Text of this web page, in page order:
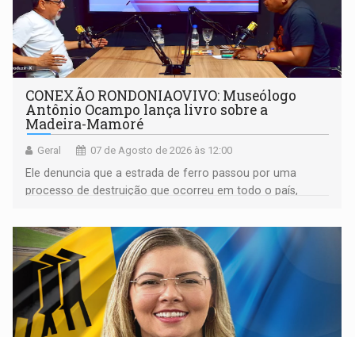
CONEXÃO RONDONIAOVIVO: Museólogo
Antônio Ocampo lança livro sobre a
Madeira-Mamoré
Geral 07 de Agosto de 2026 às 12:00
Ele denuncia que a estrada de ferro passou por uma
processo de destruição que ocorreu em todo o país,